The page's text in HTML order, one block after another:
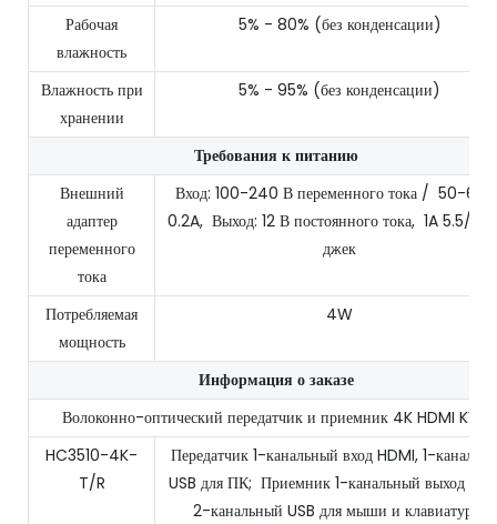
Рабочая
влажность
5% - 80% (без конденсации)
Влажность при
хранении
5% - 95% (без конденсации)
Требования к питанию
Внешний
адаптер
переменного
тока
Вход: 100-240 В переменного тока / 50-
0.2A, Выход: 12 В постоянного тока, 1A 5.5/2.
джек
Потребляемая
мощность
4W
Информация о заказе
Волоконно-оптический передатчик и приемник 4K HDMI KVM
HC3510-4K-
T/R
Передатчик 1-канальный вход HDMI, 1-
USB для ПК; Приемник 1-канальный выход
2-канальный USB для мыши и клавиатуры;